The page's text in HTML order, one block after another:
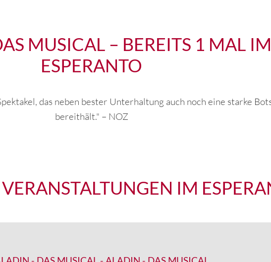
MUSICAL – BEREITS 1 MAL IM
ESPERANTO
das neben bester Unterhaltung auch noch eine starke
bereithält." – NOZ
IM